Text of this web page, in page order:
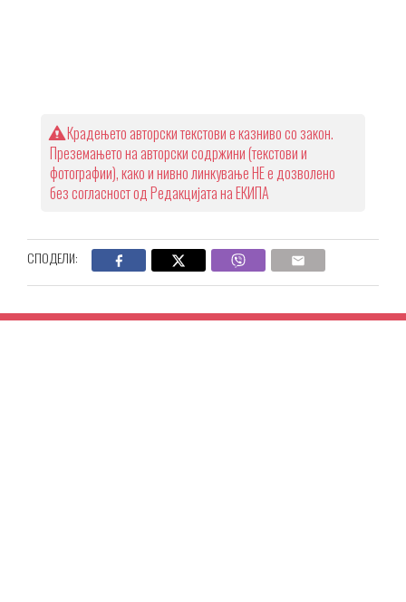
Крадењето авторски текстови е казниво со закон.
Преземањето на авторски содржини (текстови и
фотографии), како и нивно линкување НЕ е дозволено
без согласност од Редакцијата на ЕКИПА
СПОДЕЛИ: